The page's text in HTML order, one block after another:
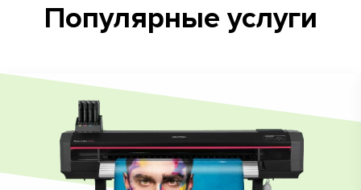
Популярные услуги